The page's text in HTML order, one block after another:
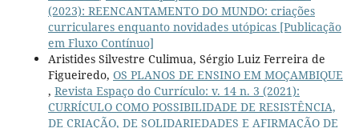
(2023): REENCANTAMENTO DO MUNDO: criações
curriculares enquanto novidades utópicas [Publicação
em Fluxo Contínuo]
Aristides Silvestre Culimua, Sérgio Luiz Ferreira de
Figueiredo, OS PLANOS DE ENSINO EM MOÇAMBIQUE
, Revista Espaço do Currículo: v. 14 n. 3 (2021):
CURRÍCULO COMO POSSIBILIDADE DE RESISTÊNCIA,
DE CRIAÇÃO, DE SOLIDARIEDADES E AFIRMAÇÃO DE